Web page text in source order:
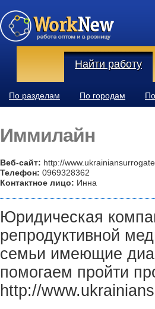
Найти работу
По разделам По городам
Иммилайн
Веб-сайт: http://
Телефон: 0969328362
Контактное лицо: Инна
Юридическая
репродуктивной
семьи имеющие
помогаем пройти
http://